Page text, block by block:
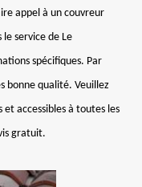
appel à un couvreur
service de Le
spécifiques. Par
bonne qualité. Veuillez
accessibles à toutes les
gratuit.